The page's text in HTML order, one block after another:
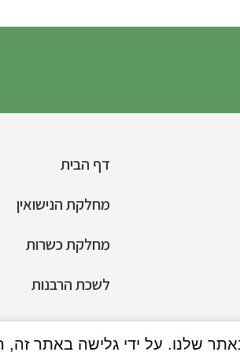
דף הבית
מחלקת הנישואין
מחלקת כשרות
לשכת הרבנות
הצהרת נגישות